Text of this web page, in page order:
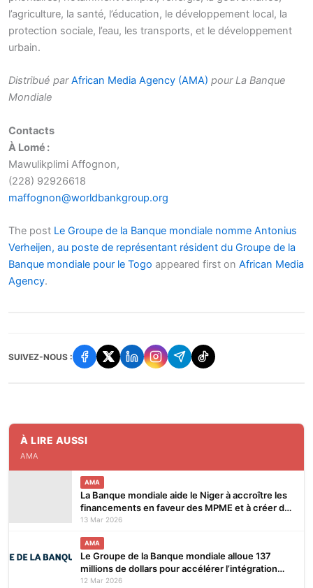
l’agriculture, la santé, l’éducation, le développement local, la
protection sociale, l’eau, les transports, et le développement
urbain.
Distribué parAfrican Media Agency (AMA) pour La Banque
Mondiale
Contacts
À Lomé :
Mawulikplimi Affognon,
(228) 92926618
maffognon@worldbankgroup.org
The post Le Groupe de la Banque mondiale nomme Antonius
Verheijen, au poste de représentant résident du Groupe de la
Banque mondiale pour le Togo appeared first on African Media
Agency.
SUIVEZ-NOUS :
À LIRE AUSSI
AMA
AMA
La Banque mondiale aide le Niger à accroître les
financements en faveur des MPME et à créer des
emplois
13 Mar 2026
AMA
Le Groupe de la Banque mondiale alloue 137
millions de dollars pour accélérer l’intégration
numérique et la création d’emplois au Bénin, au
12 Mar 2026